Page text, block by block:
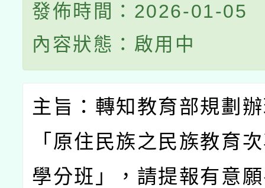
發佈時間：2026-01-05
內容狀態：啟用中
主旨：轉知教育部規劃
「原住民族之民族教育
學分班」，請提報有意